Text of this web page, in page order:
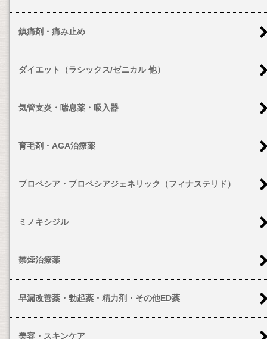
鎮痛剤・痛み止め
ダイエット（ラシックス/ゼニカル 他）
気管支炎・喘息薬・吸入器
育毛剤・AGA治療薬
プロペシア・プロペシアジェネリック（フィナステリド）
ミノキシジル
禁煙治療薬
早漏改善薬・勃起薬・精力剤・その他ED薬
美容・スキンケア